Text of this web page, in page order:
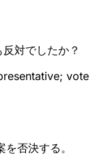
対でしたか？
vote
否決する。